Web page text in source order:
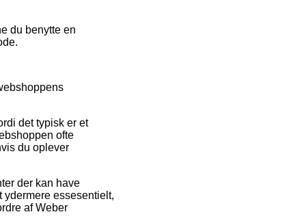
du benytte en
det typisk er et
ofte
du oplever
der kan have
ydermere essesentielt,
af Weber